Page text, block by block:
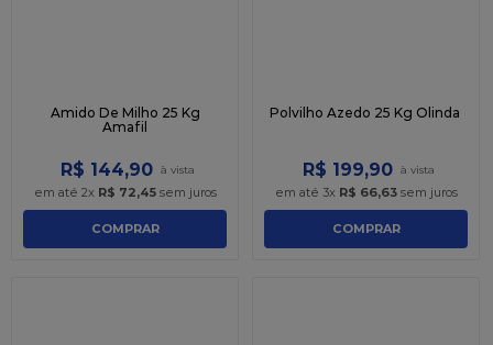
Amido De Milho 25 Kg
Amafil
R$ 144,90
em até 2x R$ 72,45sem juros
COMPRAR
Polvilho Azedo 25 Kg Olinda
R$ 199,90
em até 3x R$ 66,63sem juros
COMPRAR